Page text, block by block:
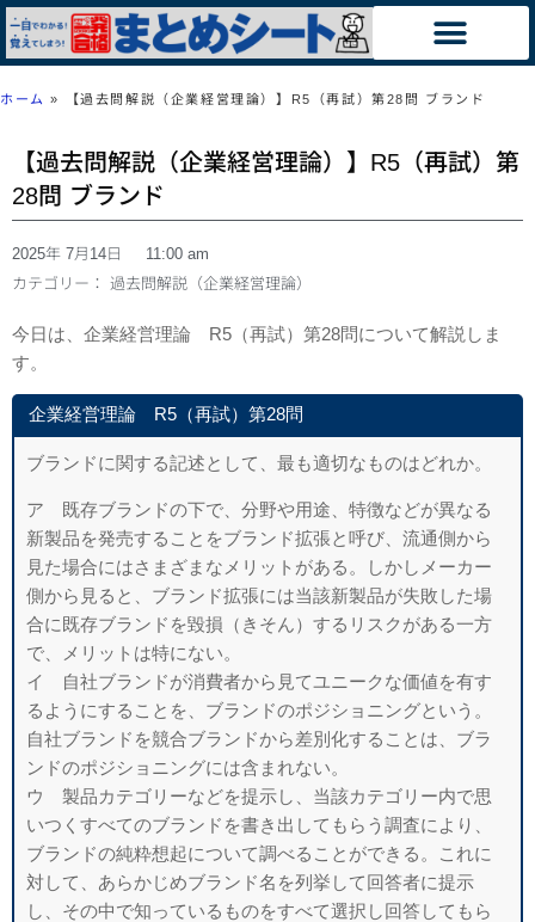
ホーム » 【過去問解説（企業経営理論）】R5（再試）第28問 ブランド
【過去問解説（企業経営理論）】R5（再試）第
28問 ブランド
2025年 7月14日
11:00 am
カテゴリー： 過去問解説（企業経営理論）
今日は、企業経営理論 R5（再試）第28問について解説しま
す。
企業経営理論 R5（再試）第28問
ブランドに関する記述として、最も適切なものはどれか。
ア 既存ブランドの下で、分野や用途、特徴などが異なる
新製品を発売することをブランド拡張と呼び、流通側から
見た場合にはさまざまなメリットがある。しかしメーカー
側から見ると、ブランド拡張には当該新製品が失敗した場
合に既存ブランドを毀損（きそん）するリスクがある一方
で、メリットは特にない。
イ 自社ブランドが消費者から見てユニークな価値を有す
るようにすることを、ブランドのポジショニングという。
自社ブランドを競合ブランドから差別化することは、ブラ
ンドのポジショニングには含まれない。
ウ 製品カテゴリーなどを提示し、当該カテゴリー内で思
いつくすべてのブランドを書き出してもらう調査により、
ブランドの純粋想起について調べることができる。これに
対して、あらかじめブランド名を列挙して回答者に提示
し、その中で知っているものをすべて選択し回答してもら